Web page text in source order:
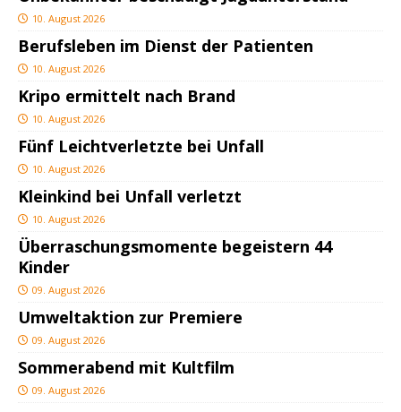
10. August 2026
Berufsleben im Dienst der Patienten
10. August 2026
Kripo ermittelt nach Brand
10. August 2026
Fünf Leichtverletzte bei Unfall
10. August 2026
Kleinkind bei Unfall verletzt
10. August 2026
Überraschungsmomente begeistern 44
Kinder
09. August 2026
Umweltaktion zur Premiere
09. August 2026
Sommerabend mit Kultfilm
09. August 2026